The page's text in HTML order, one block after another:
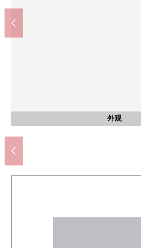
外观
入口
入口
入口
入口
入口
其他当地
其他
在Mansion入口的前面有大阪Metro中央
站。步行1分钟
外观
是大阪Metro千日前线、中央线"阿波座"
外观
是大阪Metro千日前线、中央线"阿波座"
外观
是大阪Metro千日前线、中央线"阿波座"
阿波座站(Osaka Metro千日
步行1分钟。
阿波座站(Osaka Metro中
步行1分钟。
raifubioraru靭店(约
步行5分钟。